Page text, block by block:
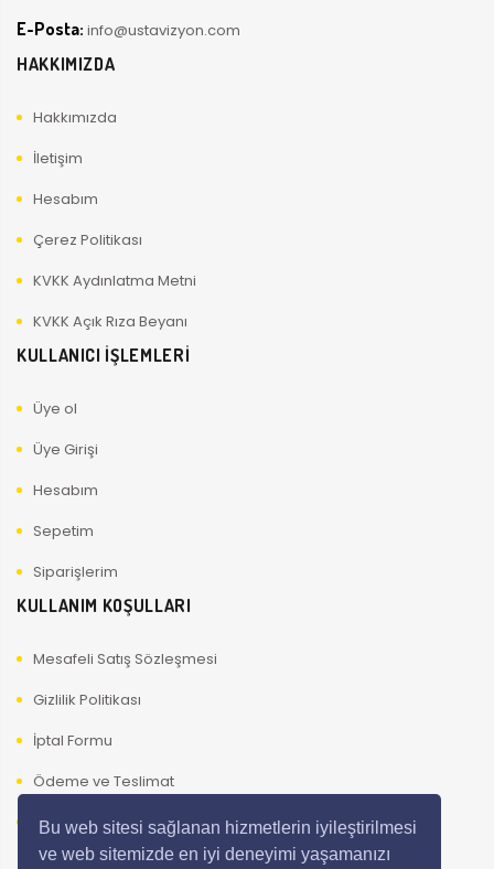
Bu web sitesi sağlanan hizmetlerin iyileştirilmesi
ve web sitemizde en iyi deneyimi yaşamanızı
E-Posta: info@ustavizyon.com
HAKKIMIZDA
Hakkımızda
İletişim
Hesabım
Çerez Politikası
KVKK Aydınlatma Metni
KVKK Açık Rıza Beyanı
KULLANICI İŞLEMLERİ
Üye ol
Üye Girişi
Hesabım
Sepetim
Siparişlerim
KULLANIM KOŞULLARI
Mesafeli Satış Sözleşmesi
Gizlilik Politikası
İptal Formu
Ödeme ve Teslimat
Kullanıcı Güvenliği